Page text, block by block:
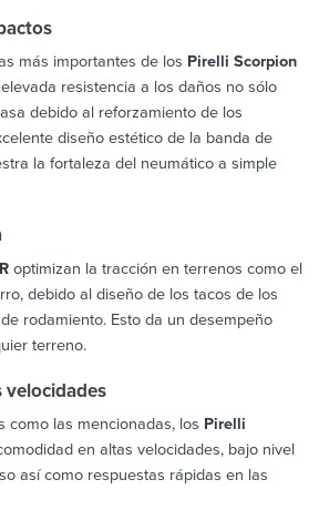
más importantes de los Pirelli Scorpion
resistencia a los daños no sólo
debido al reforzamiento de los
diseño estético de la banda de
la fortaleza del neumático a simple
optimizan la tracción en terrenos como el
debido al diseño de los tacos de los
rodamiento. Esto da un desempeño
terreno.
velocidades
como las mencionadas, los Pirelli
en altas velocidades, bajo nivel
así como respuestas rápidas en las